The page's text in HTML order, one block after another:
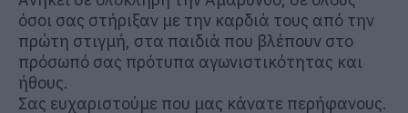
όσοι σας στήριξαν με την καρδιά τους από την
πρώτη στιγμή, στα παιδιά που βλέπουν στο
πρόσωπό σας πρότυπα αγωνιστικότητας και
ήθους.
Σας ευχαριστούμε που μας κάνατε περήφανους.